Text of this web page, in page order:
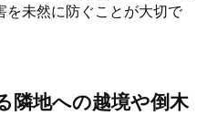
を未然に防ぐことが大切で
隣地への越境や倒木